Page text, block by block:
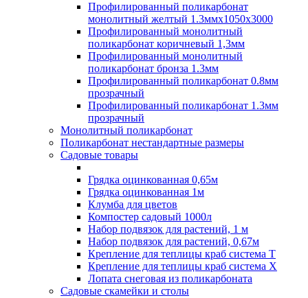
Профилированный поликарбонат
монолитный желтый 1.3ммх1050х3000
Профилированный монолитный
поликарбонат коричневый 1,3мм
Профилированный монолитный
поликарбонат бронза 1.3мм
Профилированный поликарбонат 0.8мм
прозрачный
Профилированный поликарбонат 1.3мм
прозрачный
Монолитный поликарбонат
Поликарбонат нестандартные размеры
Садовые товары
Грядка оцинкованная 0,65м
Грядка оцинкованная 1м
Клумба для цветов
Компостер садовый 1000л
Набор подвязок для растений, 1 м
Набор подвязок для растений, 0,67м
Крепление для теплицы краб система Т
Крепление для теплицы краб система Х
Лопата снеговая из поликарбоната
Садовые скамейки и столы